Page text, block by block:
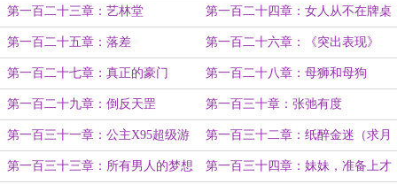
第一百二十三章：艺林堂 第一百二十四章：女人从不在牌桌
之上
第一百二十五章：落差 第一百二十六章：《突出表现》
（4k）
第一百二十七章：真正的豪门
（4k）
第一百二十八章：母狮和母狗
（3k）
第一百二十九章：倒反天罡 第一百三十章：张弛有度
第一百三十一章：公主X95超级游
艇
第一百三十二章：纸醉金迷（求月
票）
第一百三十三章：所有男人的梦想 第一百三十四章：妹妹，准备上才